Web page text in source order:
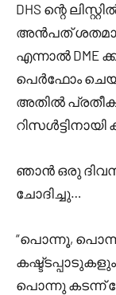
DHS ന്റെ
അൻപത്
എന്നാൽ DME
പെർഫോം
അതിൽ
റിസൾട്ടിനായി
ഞാൻ ഒരു
ചോദിച്ചു…
“പൊന്നൂ,
പൊന്നു കടന്ന്